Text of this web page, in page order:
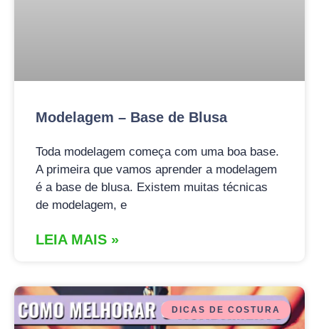
Modelagem – Base de Blusa
Toda modelagem começa com uma boa base.
A primeira que vamos aprender a modelagem
é a base de blusa. Existem muitas técnicas
de modelagem, e
LEIA MAIS »
DICAS DE COSTURA